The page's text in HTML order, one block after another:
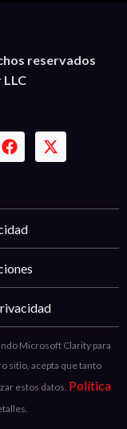
reservados
Microsoft Clarity para
sitio, acepta que tanto
estos datos. Política